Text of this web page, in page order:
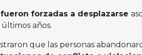
forzadas a desplazarse
años.
que las personas